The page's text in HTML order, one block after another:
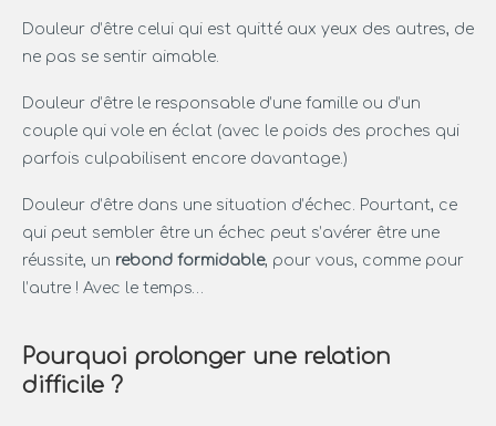
Douleur d’être celui qui est quitté aux yeux des autres, de
ne pas se sentir aimable.
Douleur d’être le responsable d’une famille ou d’un
couple qui vole en éclat (avec le poids des proches qui
parfois culpabilisent encore davantage.)
Douleur d’être dans une situation d’échec. Pourtant, ce
qui peut sembler être un échec peut s’avérer être une
réussite, un rebond formidable, pour vous, comme pour
l’autre ! Avec le temps…
Pourquoi prolonger une relation
difficile ?